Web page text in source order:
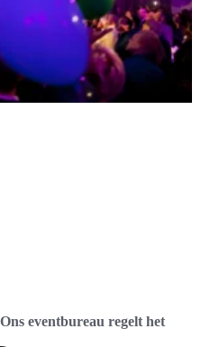
eventbureau regelt het